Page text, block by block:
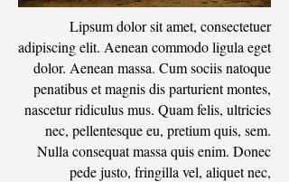
Lipsum dolor sit amet, consectetuer
adipiscing elit. Aenean commodo ligula eget
dolor. Aenean massa. Cum sociis natoque
penatibus et magnis dis parturient montes,
nascetur ridiculus mus. Quam felis, ultricies
nec, pellentesque eu, pretium quis, sem.
Nulla consequat massa quis enim. Donec
pede justo, fringilla vel, aliquet nec,